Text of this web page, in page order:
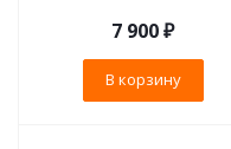
7 900₽
В корзину